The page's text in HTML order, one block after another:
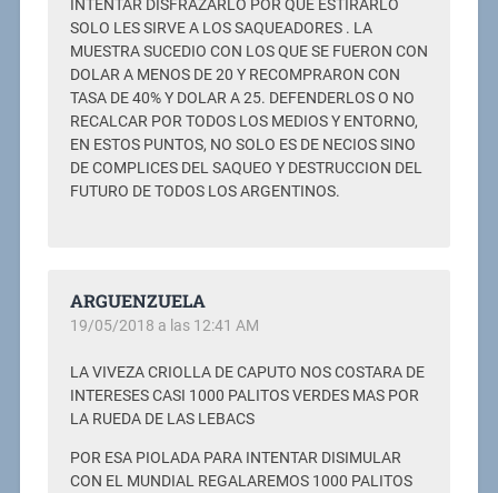
INTENTAR DISFRAZARLO POR QUE ESTIRARLO
SOLO LES SIRVE A LOS SAQUEADORES . LA
MUESTRA SUCEDIO CON LOS QUE SE FUERON CON
DOLAR A MENOS DE 20 Y RECOMPRARON CON
TASA DE 40% Y DOLAR A 25. DEFENDERLOS O NO
RECALCAR POR TODOS LOS MEDIOS Y ENTORNO,
EN ESTOS PUNTOS, NO SOLO ES DE NECIOS SINO
DE COMPLICES DEL SAQUEO Y DESTRUCCION DEL
FUTURO DE TODOS LOS ARGENTINOS.
ARGUENZUELA
19/05/2018 a las 12:41 AM
LA VIVEZA CRIOLLA DE CAPUTO NOS COSTARA DE
INTERESES CASI 1000 PALITOS VERDES MAS POR
LA RUEDA DE LAS LEBACS
POR ESA PIOLADA PARA INTENTAR DISIMULAR
CON EL MUNDIAL REGALAREMOS 1000 PALITOS